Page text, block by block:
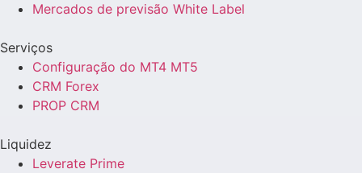
Mercados de previsão White Label
Serviços
Configuração do MT4 MT5
CRM Forex
PROP CRM
Liquidez
Leverate Prime